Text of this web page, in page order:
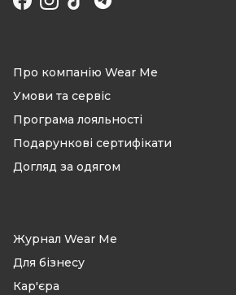
Facebook
Instagram
TikTok
Про компанію Wear Me
Умови та сервіс
Програма лояльності
Подарункові сертифікати
Догляд за одягом
Журнал Wear Me
Для бізнесу
Кар'єра